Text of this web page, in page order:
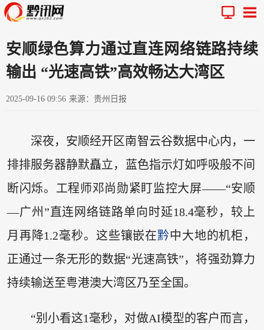
安顺绿色算力通过直连网络链路持续
输出 “光速高铁”高效畅达大湾区
2025-09-16 09:56 来源：贵州日报
深夜，安顺经开区南智云谷数据中心内，一
排排服务器静默矗立，蓝色指示灯如呼吸般不间
断闪烁。工程师邓尚勋紧盯监控大屏——“安顺
—广州”直连网络链路单向时延18.4毫秒，较上
月再降1.2毫秒。这些镶嵌在黔中大地的机柜，
正通过一条无形的数据“光速高铁”，将强劲算力
持续输送至粤港澳大湾区乃至全国。
“别小看这1毫秒，对做AI模型的客户而言，